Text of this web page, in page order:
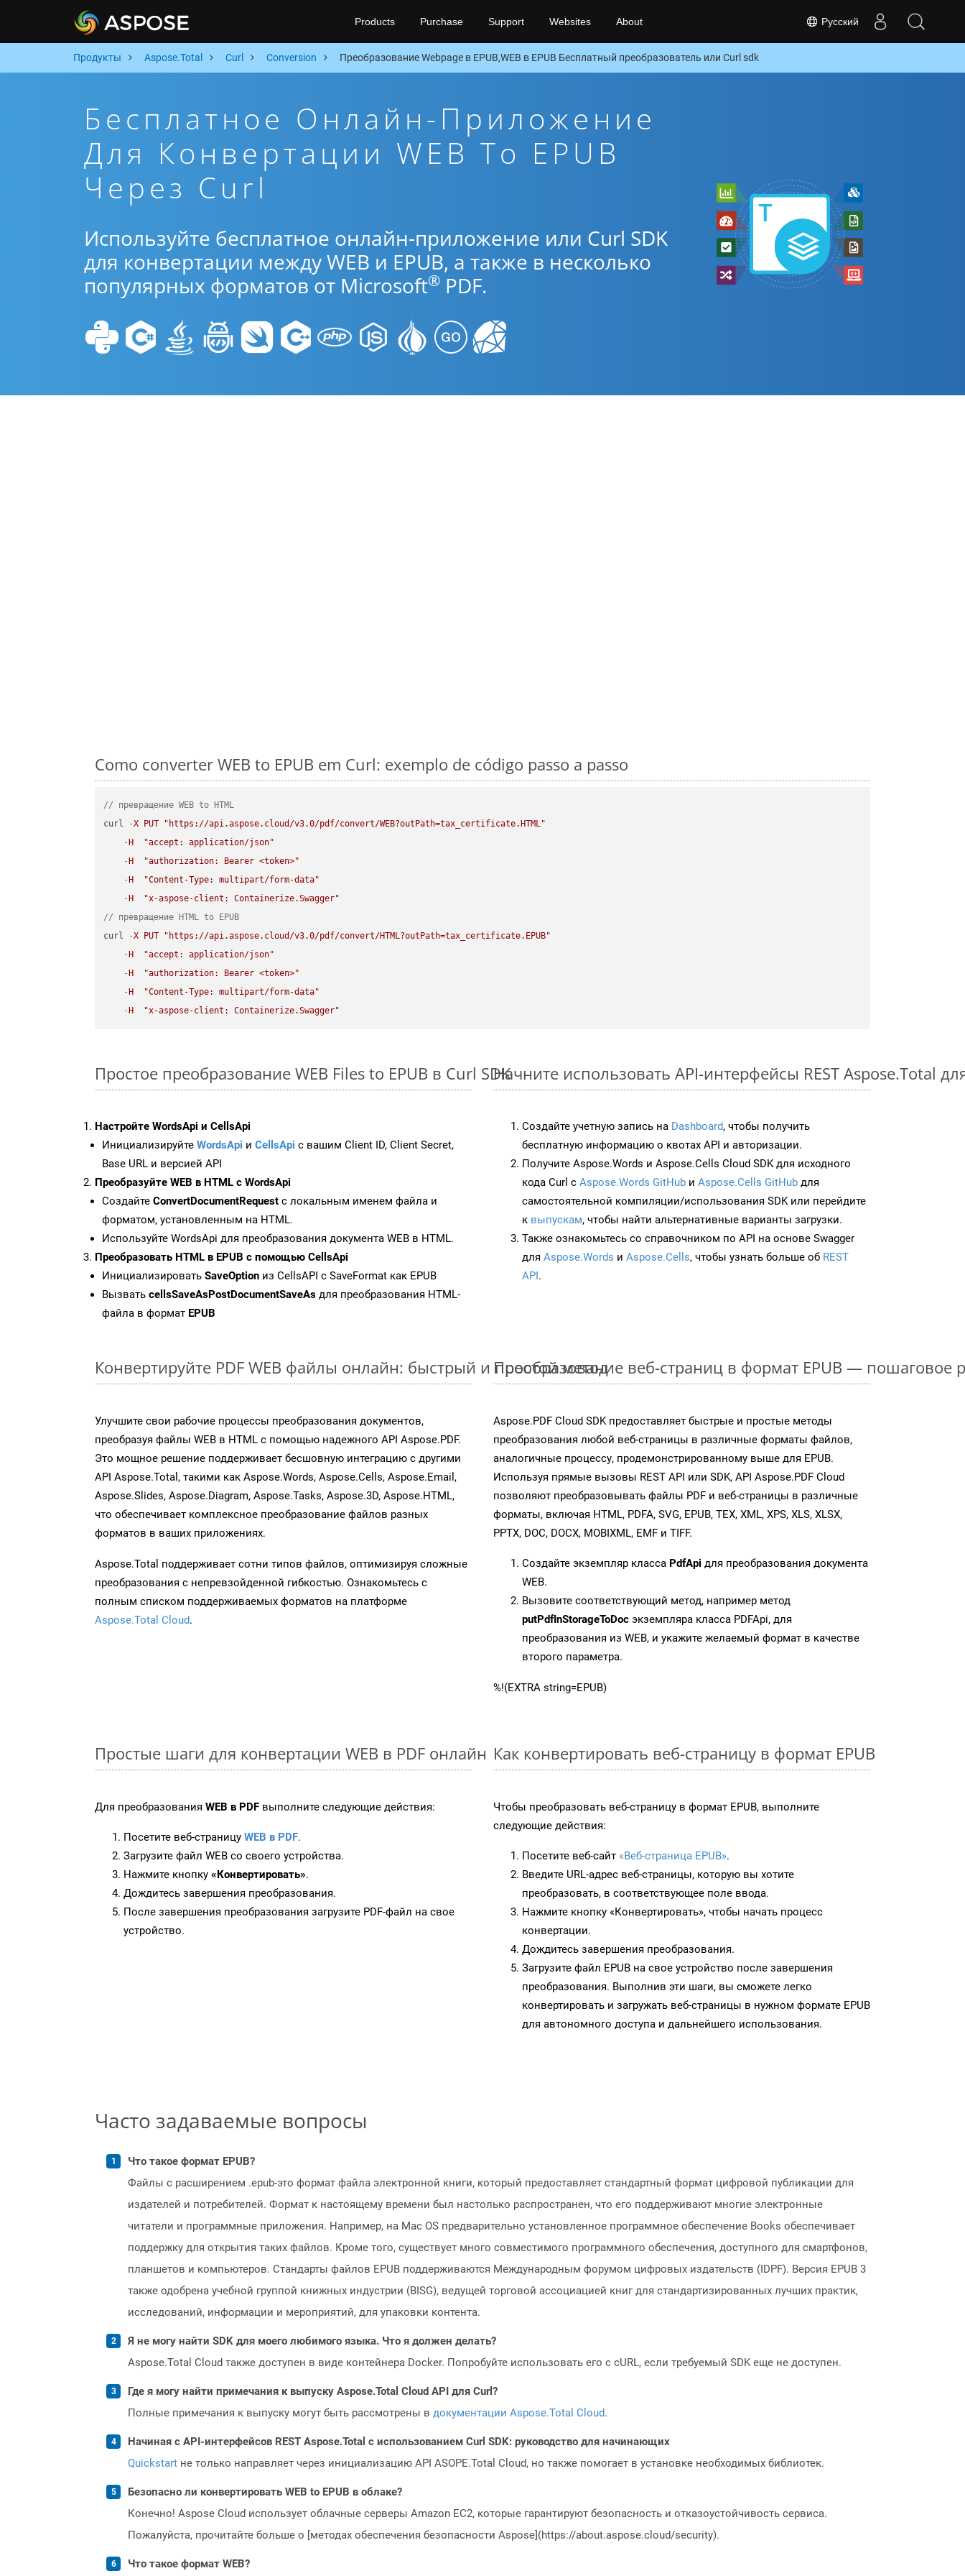
Русский
Products Purchase Support Websites About
Продукты Aspose.Total Curl Conversion Преобразование Webpage в EPUB,WEB в EPUB Бесплатный преобразователь или Curl sdk
Бесплатное Онлайн-Приложение
Для Конвертации WEB To EPUB
Через Curl
Используйте бесплатное онлайн-приложение или Curl SDK
для конвертации между WEB и EPUB, а также в несколько
популярных форматов от Microsoft® PDF.
Como converter WEB to EPUB em Curl: exemplo de código passo a passo
// превращение WEB to HTML
curl
-X PUT
"https://api.aspose.cloud/v3.0/pdf/convert/WEB?outPath=tax_certificate.HTML"
- H
"accept: application/json"
- H
"authorization: Bearer <token>"
- H
"Content-Type: multipart/form-data"
- H
"x-aspose-client: Containerize.Swagger"
// превращение HTML to EPUB
curl
-X PUT
"https://api.aspose.cloud/v3.0/pdf/convert/HTML?outPath=tax_certificate.EPUB"
- H
"accept: application/json"
- H
"authorization: Bearer <token>"
- H
"Content-Type: multipart/form-data"
- H "x-aspose-client: Containerize.Swagger"
Простое преобразование WEB Files to EPUB в Curl SDK
Настройте WordsApi и CellsApi
Инициализируйте WordsApi и CellsApi с вашим Client ID, Client Secret,
Base URL и версией API
Преобразуйте WEB в HTML с WordsApi
Создайте ConvertDocumentRequest с локальным именем файла и
форматом, установленным на HTML.
Используйте WordsApi для преобразования документа WEB в HTML.
Преобразовать HTML в EPUB с помощью CellsApi
Инициализировать SaveOption из CellsAPI с SaveFormat как EPUB
Вызвать cellsSaveAsPostDocumentSaveAs для преобразования HTML-
файла в формат EPUB
Начните использовать API-интерфейсы REST Aspose.Total
Создайте учетную запись на Dashboard, чтобы получить
бесплатную информацию о квотах API и авторизации.
Получите Aspose.Words и Aspose.Cells Cloud SDK для исходного
кода Curl с Aspose.Words GitHub и Aspose.Cells GitHub для
самостоятельной компиляции/использования SDK или перейдите
к выпускам, чтобы найти альтернативные варианты загрузки.
Также ознакомьтесь со справочником по API на основе Swagger
для Aspose.Words и Aspose.Cells, чтобы узнать больше об REST
API.
Конвертируйте PDF WEB файлы онлайн: быстрый и простой метод
Улучшите свои рабочие процессы преобразования документов,
преобразуя файлы WEB в HTML с помощью надежного API Aspose.PDF.
Это мощное решение поддерживает бесшовную интеграцию с другими
API Aspose.Total, такими как Aspose.Words, Aspose.Cells, Aspose.Email,
Aspose.Slides, Aspose.Diagram, Aspose.Tasks, Aspose.3D, Aspose.HTML,
что обеспечивает комплексное преобразование файлов разных
форматов в ваших приложениях.
Aspose.Total поддерживает сотни типов файлов, оптимизируя сложные
преобразования с непревзойденной гибкостью. Ознакомьтесь с
полным списком поддерживаемых форматов на платформе
Aspose.Total Cloud.
Преобразование веб-страниц в формат EPUB — пошаговое
Aspose.PDF Cloud SDK предоставляет быстрые и простые методы
преобразования любой веб-страницы в различные форматы файлов,
аналогичные процессу, продемонстрированному выше для EPUB.
Используя прямые вызовы REST API или SDK, API Aspose.PDF Cloud
позволяют преобразовывать файлы PDF и веб-страницы в различные
форматы, включая HTML, PDFA, SVG, EPUB, TEX, XML, XPS, XLS, XLSX,
PPTX, DOC, DOCX, MOBIXML, EMF и TIFF.
Создайте экземпляр класса PdfApi для преобразования документа
WEB.
Вызовите соответствующий метод, например метод
putPdfInStorageToDoc экземпляра класса PDFApi, для
преобразования из WEB, и укажите желаемый формат в качестве
второго параметра.
%!(EXTRA string=EPUB)
Простые шаги для конвертации WEB в PDF онлайн
Для преобразования WEB в PDF выполните следующие действия:
Посетите веб-страницу WEB в PDF.
Загрузите файл WEB со своего устройства.
Нажмите кнопку «Конвертировать».
Дождитесь завершения преобразования.
После завершения преобразования загрузите PDF-файл на свое
устройство.
Как конвертировать веб-страницу в формат EPUB
Чтобы преобразовать веб-страницу в формат EPUB, выполните
следующие действия:
Посетите веб-сайт «Веб-страница EPUB».
Введите URL-адрес веб-страницы, которую вы хотите
преобразовать, в соответствующее поле ввода.
Нажмите кнопку «Конвертировать», чтобы начать процесс
конвертации.
Дождитесь завершения преобразования.
Загрузите файл EPUB на свое устройство после завершения
преобразования. Выполнив эти шаги, вы сможете легко
конвертировать и загружать веб-страницы в нужном формате EPUB
для автономного доступа и дальнейшего использования.
Часто задаваемые вопросы
Что такое формат EPUB?
Файлы с расширением .epub-это формат файла электронной книги, который предоставляет стандартный формат цифровой публикации для
издателей и потребителей. Формат к настоящему времени был настолько распространен, что его поддерживают многие электронные
читатели и программные приложения. Например, на Mac OS предварительно установленное программное обеспечение Books обеспечивает
поддержку для открытия таких файлов. Кроме того, существует много совместимого программного обеспечения, доступного для смартфонов,
планшетов и компьютеров. Стандарты файлов EPUB поддерживаются Международным форумом цифровых издательств (IDPF). Версия EPUB 3
также одобрена учебной группой книжных индустрии (BISG), ведущей торговой ассоциацией книг для стандартизированных лучших практик,
исследований, информации и мероприятий, для упаковки контента.
Я не могу найти SDK для моего любимого языка. Что я должен делать?
Aspose.Total Cloud также доступен в виде контейнера Docker. Попробуйте использовать его с cURL, если требуемый SDK еще не доступен.
Где я могу найти примечания к выпуску Aspose.Total Cloud API для Curl?
Полные примечания к выпуску могут быть рассмотрены в документации Aspose.Total Cloud.
Начиная с API-интерфейсов REST Aspose.Total с использованием Curl SDK: руководство для начинающих
Quickstart не только направляет через инициализацию API ASOPE.Total Cloud, но также помогает в установке необходимых библиотек.
Безопасно ли конвертировать WEB to EPUB в облаке?
Конечно! Aspose Cloud использует облачные серверы Amazon EC2, которые гарантируют безопасность и отказоустойчивость сервиса.
Пожалуйста, прочитайте больше о [методах обеспечения безопасности Aspose](https://about.aspose.cloud/security).
Что такое формат WEB?